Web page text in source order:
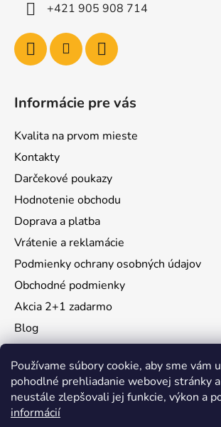
Používame súbory cookie, aby sme vám
pohodlné prehliadanie webovej stránky
neustále zlepšovali jej funkcie, výkon a
informácií
+421 905 908 714
Informácie pre vás
Kvalita na prvom mieste
Kontakty
Darčekové poukazy
Hodnotenie obchodu
Doprava a platba
Vrátenie a reklamácie
Podmienky ochrany osobných údajov
Obchodné podmienky
Akcia 2+1 zadarmo
Blog
Instagram